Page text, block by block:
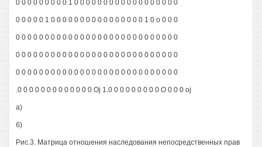
0 0 0 0 0 0 0 0 0 1 0 0 0 0 0 0 0 0 0 0 0 0 0 0 0 0 0 0
0 0 0 0 0 1 0 0 0 0 0 0 0 0 0 0 0 0 0 0 0 0 1 0 о 0 0 0
0 0 0 0 0 0 0 0 0 0 0 0 0 0 0 0 0 0 0 0 0 0 0 0 0 0 0 0
0 0 0 0 0 0 0 0 0 0 0 0 0 0 0 0 0 0 0 0 0 0 0 0 0 0 0 0
0 0 0 0 0 0 0 0 0 0 0 0 0 0 0 0 0 0 0 0 0 0 0 0 0 0 0 0
.0 0 0 0 0 0 0 0 0 0 0 0 0 Oj 1.0 0 0 0 0 0 0 0 0 О 0 0 0 oj
а)
б)
Рис.3. Матрица отношения наследования непосредственных прав